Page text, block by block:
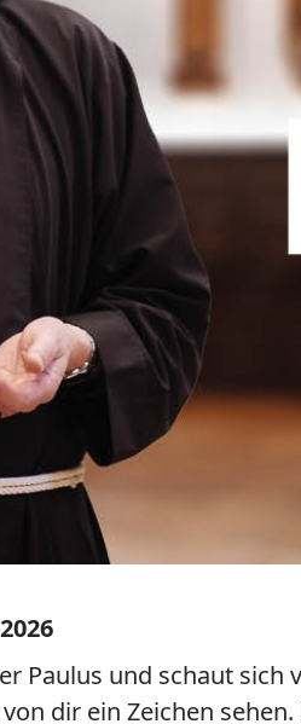
Paulus und schaut
dir ein Zeichen